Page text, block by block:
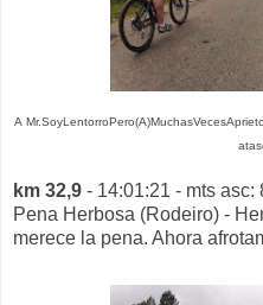
A
km 32,9 - 14:01:21 - mts asc:
Pena Herbosa (Rodeiro) -
merece la pena. Ahora